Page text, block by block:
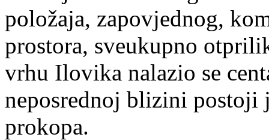
položaja, zapovjednog,
prostora, sveukupno
vrhu Ilovika nalazio se
neposrednoj blizini postoji
prokopa.